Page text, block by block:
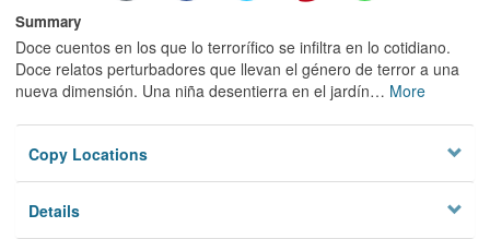
Summary
Doce cuentos en los que lo terroríﬁco se inﬁltra en lo cotidiano.
Doce relatos perturbadores que llevan el género de terror a una
nueva dimensión. Una niña desentierra en el jardín… More
Copy Locations
Details